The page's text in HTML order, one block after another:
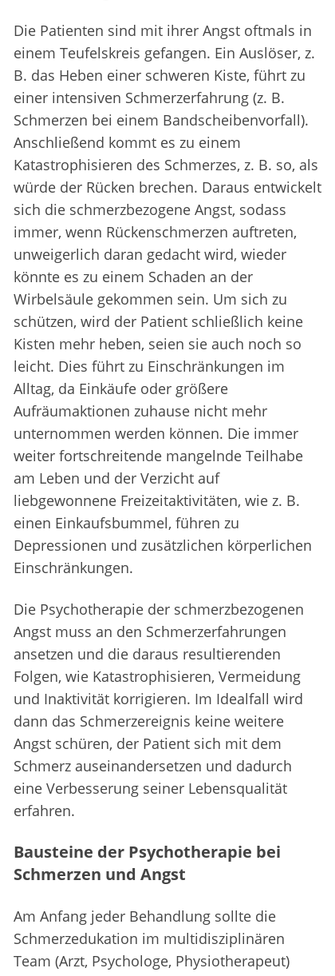
Die Patienten sind mit ihrer Angst oftmals in
einem Teufelskreis gefangen. Ein Auslöser, z.
B. das Heben einer schweren Kiste, führt zu
einer intensiven Schmerzerfahrung (z. B.
Schmerzen bei einem Bandscheibenvorfall).
Anschließend kommt es zu einem
Katastrophisieren des Schmerzes, z. B. so, als
würde der Rücken brechen. Daraus entwickelt
sich die schmerzbezogene Angst, sodass
immer, wenn Rückenschmerzen auftreten,
unweigerlich daran gedacht wird, wieder
könnte es zu einem Schaden an der
Wirbelsäule gekommen sein. Um sich zu
schützen, wird der Patient schließlich keine
Kisten mehr heben, seien sie auch noch so
leicht. Dies führt zu Einschränkungen im
Alltag, da Einkäufe oder größere
Aufräumaktionen zuhause nicht mehr
unternommen werden können. Die immer
weiter fortschreitende mangelnde Teilhabe
am Leben und der Verzicht auf
liebgewonnene Freizeitaktivitäten, wie z. B.
einen Einkaufsbummel, führen zu
Depressionen und zusätzlichen körperlichen
Einschränkungen.
Die Psychotherapie der schmerzbezogenen
Angst muss an den Schmerzerfahrungen
ansetzen und die daraus resultierenden
Folgen, wie Katastrophisieren, Vermeidung
und Inaktivität korrigieren. Im Idealfall wird
dann das Schmerzereignis keine weitere
Angst schüren, der Patient sich mit dem
Schmerz auseinandersetzen und dadurch
eine Verbesserung seiner Lebensqualität
erfahren.
Bausteine der Psychotherapie bei
Schmerzen und Angst
Am Anfang jeder Behandlung sollte die
Schmerzedukation im multidisziplinären
Team (Arzt, Psychologe, Physiotherapeut)